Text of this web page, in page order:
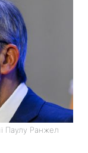
Паулу Ранжел